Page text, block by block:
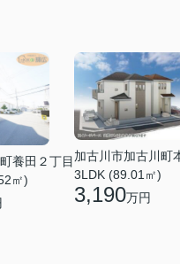
養田２丁目
㎡)
加古川市加古川町
3LDK (89.01㎡)
3,190万円